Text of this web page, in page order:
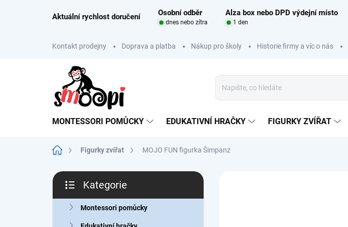
Aktuální rychlost doručení Osobní odběr Alza box nebo DPD výdejní místo
dnes nebo zítra 1 den
Kontakt prodejny Doprava a platba Nákup pro školy Historie firmy a víc o nás
MONTESSORI POMŮCKY EDUKATIVNÍ HRAČKY FIGURKY ZVÍŘAT
Domů Figurky zvířat MOJO FUN figurka Šimpanz
P
s
kategorie
Kategorie
Montessori pomůcky